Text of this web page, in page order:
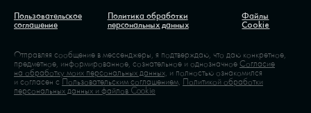
Пользовательское
соглашение
Политика обработки
персональных данных
Файлы
Cookie
Отправляя сообщение в мессенджеры, я подтверждаю, что даю конкретное,
предметное, информированное, сознательное и однозначноеСогласие
на обработку моих персональных данных, и полностью ознакомился
и согласен сПользовательским соглашением, Политикой обработки
персональных данных и файлов Cookie